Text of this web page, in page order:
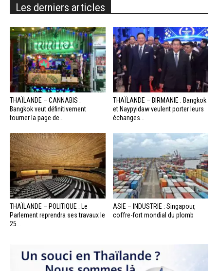
Les derniers articles
THAÏLANDE – CANNABIS :
Bangkok veut définitivement
tourner la page de...
THAÏLANDE – BIRMANIE : Bangkok
et Naypyidaw veulent porter leurs
échanges...
THAÏLANDE – POLITIQUE : Le
Parlement reprendra ses travaux le
25...
ASIE – INDUSTRIE : Singapour,
coffre-fort mondial du plomb